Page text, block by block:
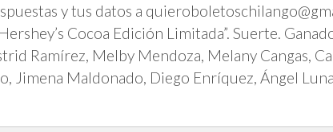
y tus datos a
Cocoa Edición Limitada”. Suerte.
Ramírez, Melby Mendoza, Melany Cangas,
Jimena Maldonado, Diego Enríquez, Ángel